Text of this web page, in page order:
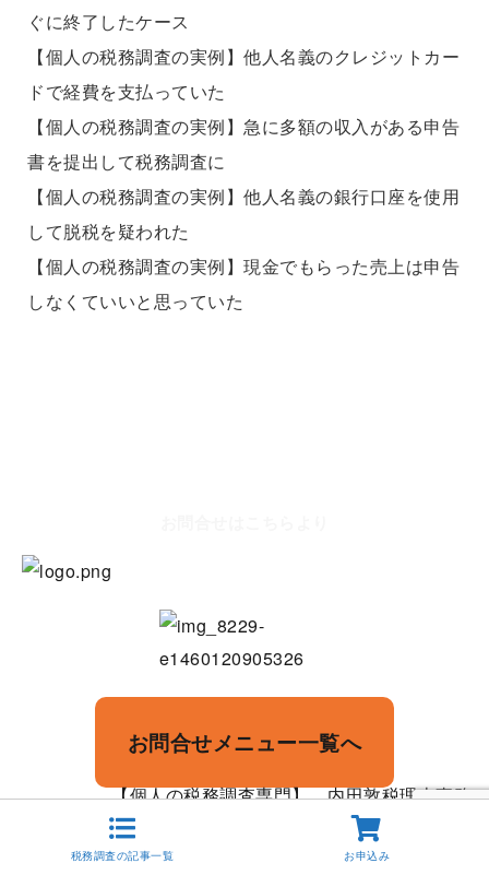
ぐに終了したケース
【個人の税務調査の実例】他人名義のクレジットカー
ドで経費を支払っていた
【個人の税務調査の実例】急に多額の収入がある申告
書を提出して税務調査に
【個人の税務調査の実例】他人名義の銀行口座を使用
して脱税を疑われた
【個人の税務調査の実例】現金でもらった売上は申告
しなくていいと思っていた
お問合せメニュー一覧へ
税務調査の記事一覧 お申込み
Copyright©【個人の税務調査専門】 内田敦税理士事務
所
,2021All Rights Reserved.
Copy Protected byChetan